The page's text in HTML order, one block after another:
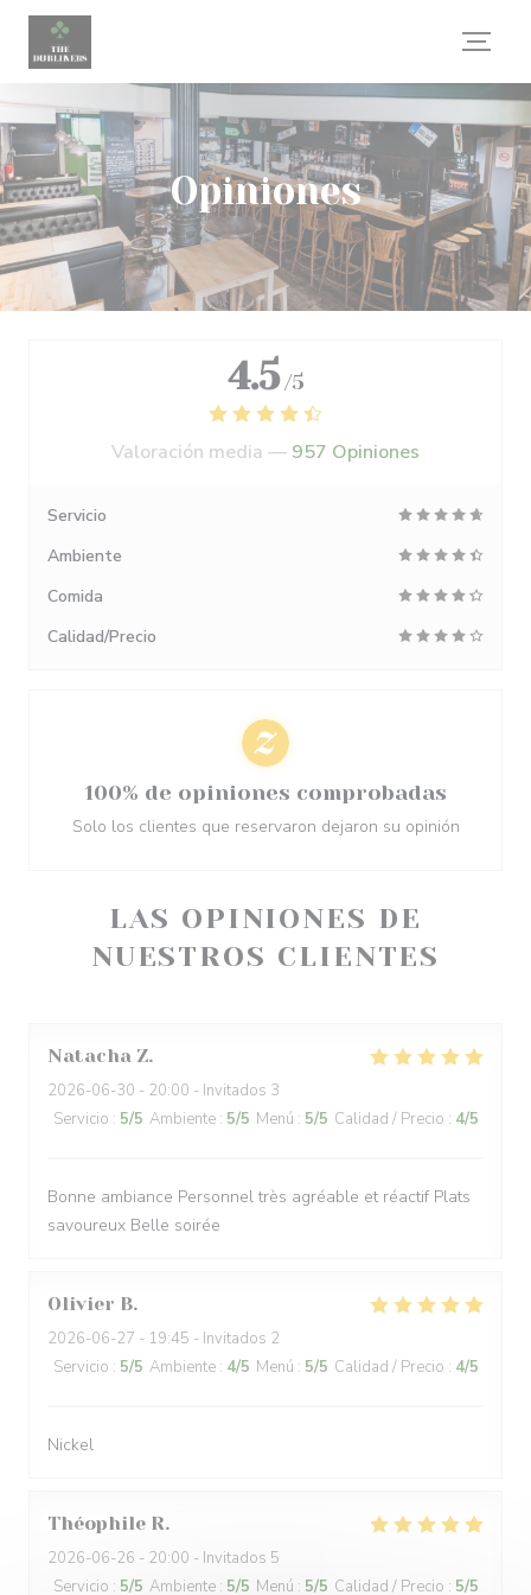
Personalización de sus opciones de cookies
Opiniones
LAS OPINIONES DE
NUESTROS CLIENTES
Natacha Z
2026-06-30 - 20:00 - Invitados 3
Servicio : 5/5 Ambiente : 5/5 Menú : 5/5 Calidad / Precio : 4/5
Bonne ambiance Personnel très agréable et réactif Plats
savoureux Belle soirée
Olivier B
2026-06-27 - 19:45 - Invitados 2
Servicio : 5/5 Ambiente : 4/5 Menú : 5/5 Calidad / Precio : 4/5
Nickel
Théophile R
2026-06-26 - 20:00 - Invitados 5
Servicio : 5/5 Ambiente : 5/5 Menú : 5/5 Calidad / Precio : 5/5
4.5 /5
Valoración media — 957 Opiniones
Servicio
Ambiente
Comida
Calidad/Precio
100% de opiniones comprobadas
Solo los clientes que reservaron dejaron su opinión